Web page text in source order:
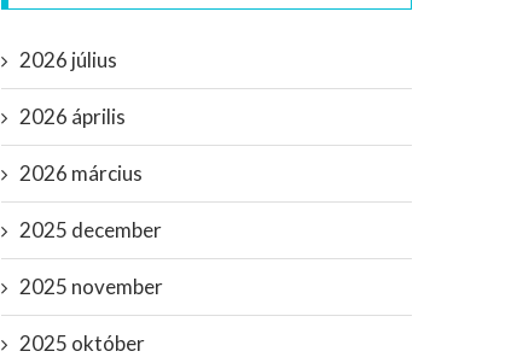
2026 július
2026 április
2026 március
2025 december
2025 november
2025 október